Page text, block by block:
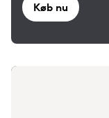
Køb nu